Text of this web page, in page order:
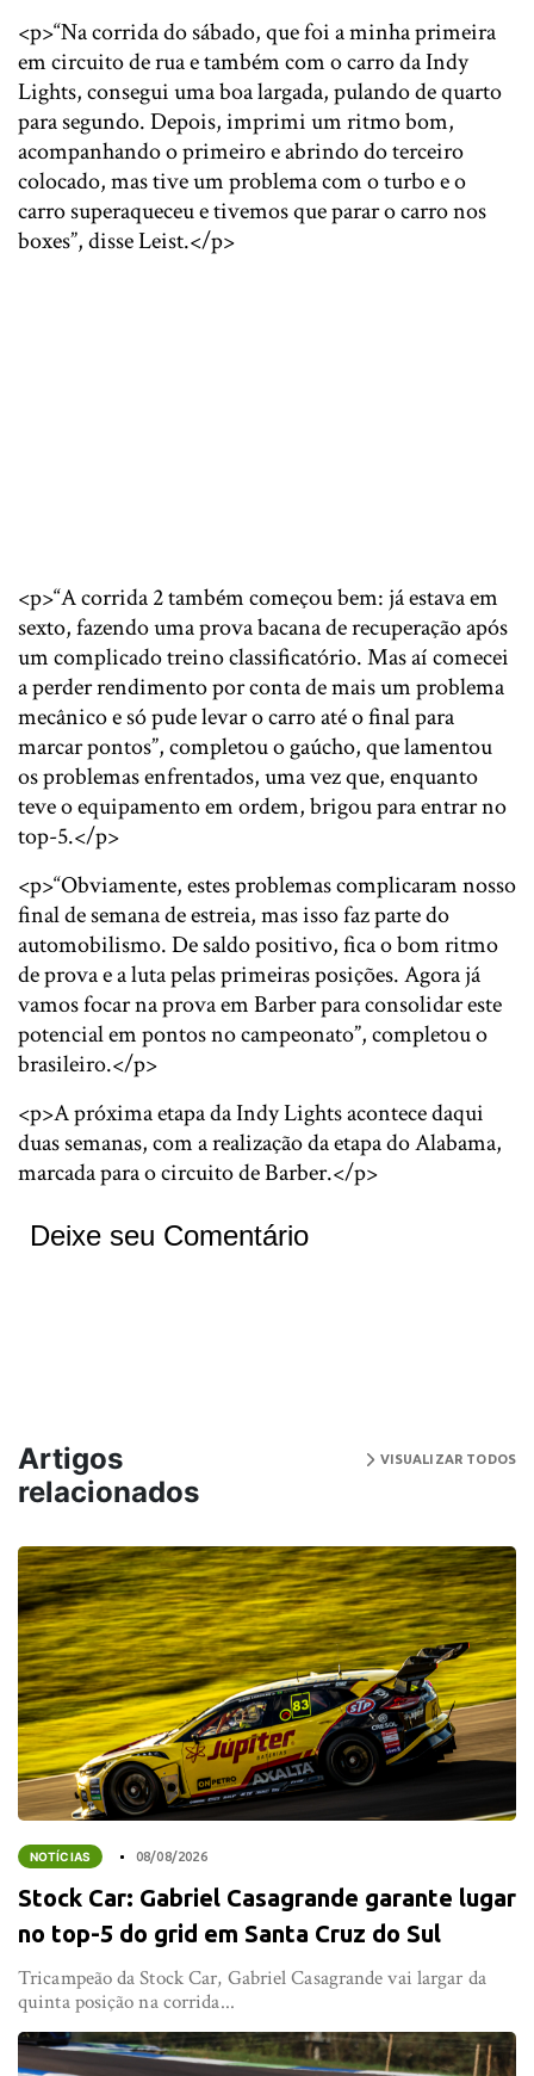
<p>“Na corrida do sábado, que foi a minha primeira
em circuito de rua e também com o carro da Indy
Lights, consegui uma boa largada, pulando de quarto
para segundo. Depois, imprimi um ritmo bom,
acompanhando o primeiro e abrindo do terceiro
colocado, mas tive um problema com o turbo e o
carro superaqueceu e tivemos que parar o carro nos
boxes”, disse Leist.</p>
<p>“A corrida 2 também começou bem: já estava em
sexto, fazendo uma prova bacana de recuperação após
um complicado treino classificatório. Mas aí comecei
a perder rendimento por conta de mais um problema
mecânico e só pude levar o carro até o final para
marcar pontos”, completou o gaúcho, que lamentou
os problemas enfrentados, uma vez que, enquanto
teve o equipamento em ordem, brigou para entrar no
top-5.</p>
<p>“Obviamente, estes problemas complicaram nosso
final de semana de estreia, mas isso faz parte do
automobilismo. De saldo positivo, fica o bom ritmo
de prova e a luta pelas primeiras posições. Agora já
vamos focar na prova em Barber para consolidar este
potencial em pontos no campeonato”, completou o
brasileiro.</p>
<p>A próxima etapa da Indy Lights acontece daqui
duas semanas, com a realização da etapa do Alabama,
marcada para o circuito de Barber.</p>
Deixe seu Comentário
Artigos
relacionados
VISUALIZAR TODOS
NOTÍCIAS 08/08/2026
Stock Car: Gabriel Casagrande garante lugar
no top-5 do grid em Santa Cruz do Sul
Tricampeão da Stock Car, Gabriel Casagrande vai largar da
quinta posição na corrida...